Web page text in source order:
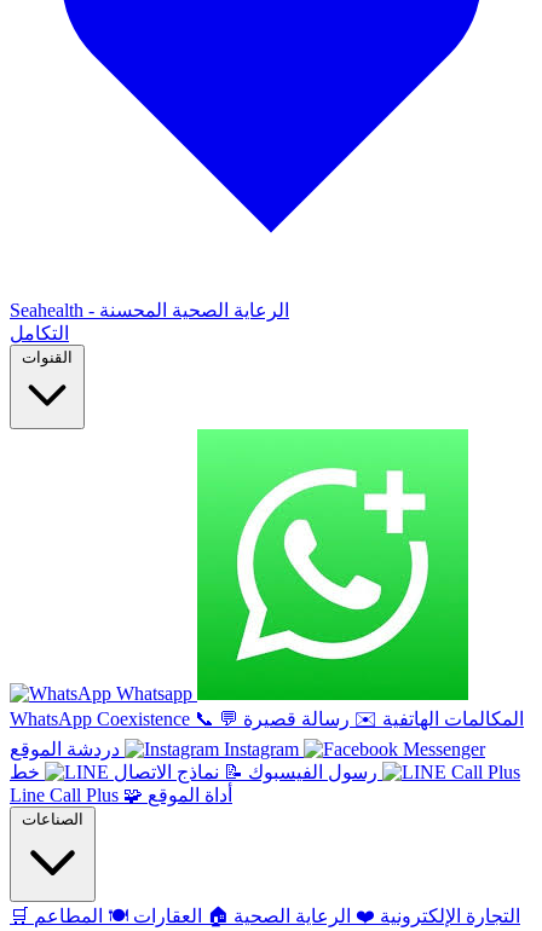
Seahealth - الرعاية الصحية المحسنة
التكامل
القنوات
Whatsapp
WhatsApp Coexistence 📞 المكالمات الهاتفية ✉️ رسالة قصيرة 💬
دردشة الموقع
Instagram
رسول الفيسبوك 📝 نماذج الاتصال
خط
Line Call Plus 🧩 أداة الموقع
الصناعات
🛒 التجارة الإلكترونية ❤️ الرعاية الصحية 🏠 العقارات 🍽️ المطاعم